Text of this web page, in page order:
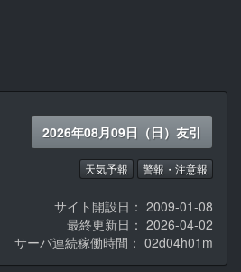
2026年08月09日（日）友引
天気予報 警報・注意報
サイト開設日： 2009-01-08
最終更新日： 2026-04-02
サーバ連続稼働時間： 02d04h01m